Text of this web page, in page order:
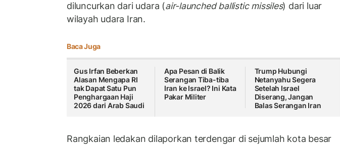
diluncurkan dari udara (air-launched ballistic missiles) dari luar
wilayah udara Iran.
Baca Juga
Gus Irfan Beberkan
Alasan Mengapa RI
tak Dapat Satu Pun
Penghargaan Haji
2026 dari Arab Saudi
Apa Pesan di Balik
Serangan Tiba-tiba
Iran ke Israel? Ini Kata
Pakar Militer
Trump Hubungi
Netanyahu Segera
Setelah Israel
Diserang, Jangan
Balas Serangan Iran
Rangkaian ledakan dilaporkan terdengar di sejumlah kota besar